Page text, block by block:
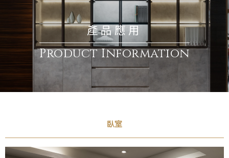
產品應用
Product Information
臥室